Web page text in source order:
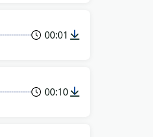
00:01
00:10